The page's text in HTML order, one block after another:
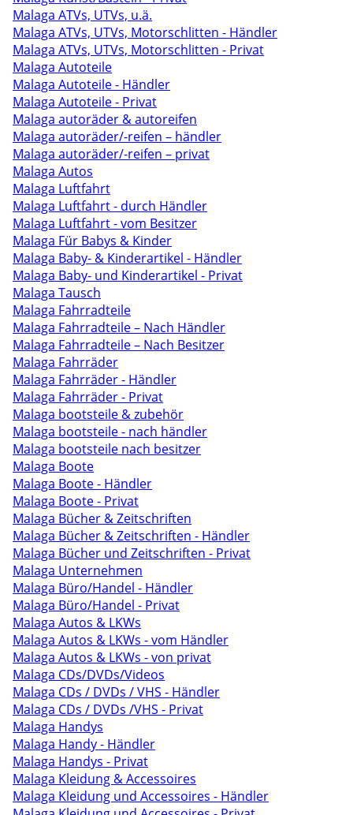
Malaga ATVs, UTVs, u.ä.
Malaga ATVs, UTVs, Motorschlitten - Händler
Malaga ATVs, UTVs, Motorschlitten - Privat
Malaga Autoteile
Malaga Autoteile - Händler
Malaga Autoteile - Privat
Malaga autoräder & autoreifen
Malaga autoräder/-reifen – händler
Malaga autoräder/-reifen – privat
Malaga Autos
Malaga Luftfahrt
Malaga Luftfahrt - durch Händler
Malaga Luftfahrt - vom Besitzer
Malaga Für Babys & Kinder
Malaga Baby- & Kinderartikel - Händler
Malaga Baby- und Kinderartikel - Privat
Malaga Tausch
Malaga Fahrradteile
Malaga Fahrradteile – Nach Händler
Malaga Fahrradteile – Nach Besitzer
Malaga Fahrräder
Malaga Fahrräder - Händler
Malaga Fahrräder - Privat
Malaga bootsteile & zubehör
Malaga bootsteile - nach händler
Malaga bootsteile nach besitzer
Malaga Boote
Malaga Boote - Händler
Malaga Boote - Privat
Malaga Bücher & Zeitschriften
Malaga Bücher & Zeitschriften - Händler
Malaga Bücher und Zeitschriften - Privat
Malaga Unternehmen
Malaga Büro/Handel - Händler
Malaga Büro/Handel - Privat
Malaga Autos & LKWs
Malaga Autos & LKWs - vom Händler
Malaga Autos & LKWs - von privat
Malaga CDs/DVDs/Videos
Malaga CDs / DVDs / VHS - Händler
Malaga CDs / DVDs /VHS - Privat
Malaga Handys
Malaga Handy - Händler
Malaga Handys - Privat
Malaga Kleidung & Accessoires
Malaga Kleidung und Accessoires - Händler